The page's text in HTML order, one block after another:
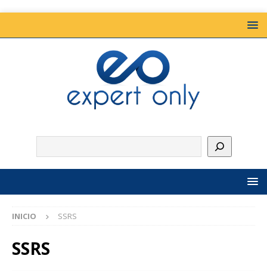
INICIO SSRS
SSRS